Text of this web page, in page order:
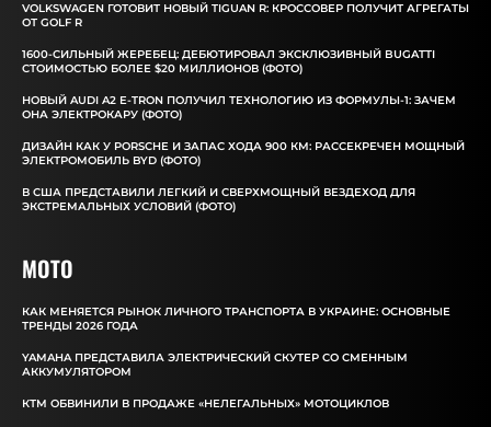
VOLKSWAGEN ГОТОВИТ НОВЫЙ TIGUAN R: КРОССОВЕР ПОЛУЧИТ АГРЕГАТЫ
ОТ GOLF R
1600-СИЛЬНЫЙ ЖЕРЕБЕЦ: ДЕБЮТИРОВАЛ ЭКСКЛЮЗИВНЫЙ BUGATTI
СТОИМОСТЬЮ БОЛЕЕ $20 МИЛЛИОНОВ (ФОТО)
НОВЫЙ AUDI A2 E-TRON ПОЛУЧИЛ ТЕХНОЛОГИЮ ИЗ ФОРМУЛЫ-1: ЗАЧЕМ
ОНА ЭЛЕКТРОКАРУ (ФОТО)
ДИЗАЙН КАК У PORSCHE И ЗАПАС ХОДА 900 КМ: РАССЕКРЕЧЕН МОЩНЫЙ
ЭЛЕКТРОМОБИЛЬ BYD (ФОТО)
В США ПРЕДСТАВИЛИ ЛЕГКИЙ И СВЕРХМОЩНЫЙ ВЕЗДЕХОД ДЛЯ
ЭКСТРЕМАЛЬНЫХ УСЛОВИЙ (ФОТО)
MOTO
КАК МЕНЯЕТСЯ РЫНОК ЛИЧНОГО ТРАНСПОРТА В УКРАИНЕ: ОСНОВНЫЕ
ТРЕНДЫ 2026 ГОДА
YAMAHA ПРЕДСТАВИЛА ЭЛЕКТРИЧЕСКИЙ СКУТЕР СО СМЕННЫМ
АККУМУЛЯТОРОМ
КТМ ОБВИНИЛИ В ПРОДАЖЕ «НЕЛЕГАЛЬНЫХ» МОТОЦИКЛОВ